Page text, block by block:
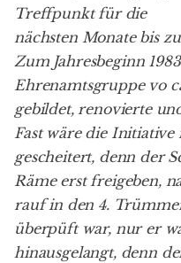
Treffpunkt für die
nächsten Monate bis
Zum Jahresbeginn
Ehrenamtsgruppe vo
gebildet, renovierte
Fast wäre die
gescheitert, denn der
Räme erst freigeben,
rauf in den 4.
überpüft war, nur er
hinausgelangt, denn